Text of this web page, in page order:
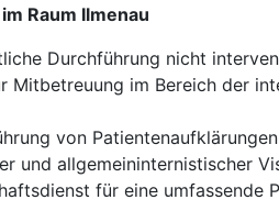
Raum Ilmenau
Durchführung nicht
Mitbetreuung im Bereich der
von
und allgemeininternistischer
für eine umfassende